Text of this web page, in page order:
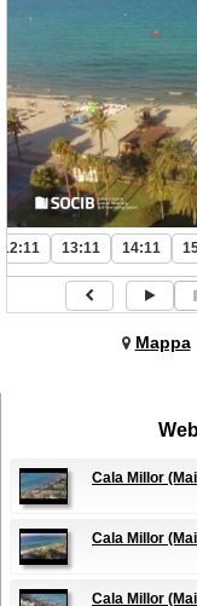
12:11 13:11 14:11
Mappa
Cala Millor
Cala Millor
Cala Millor